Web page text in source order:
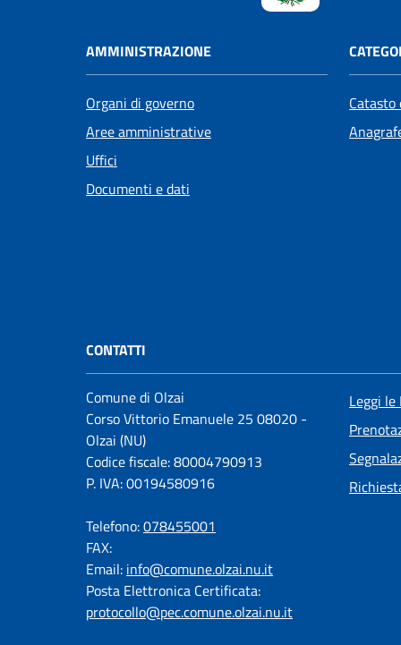
AMMINISTRAZIONE
Organi di governo
Aree amministrative
Uffici
Documenti e dati
CONTATTI
Comune di Olzai
Corso Vittorio Emanuele 25 08020 -
Olzai (NU)
Codice fiscale: 80004790913
P. IVA: 00194580916
Telefono:078455001
FAX:
Email: info@comune.olzai.nu.it
Posta Elettronica Certificata:
protocollo@pec.comune.olzai.nu.it
Leggi le